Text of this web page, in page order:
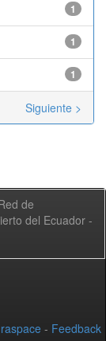
1
1
1
Siguiente >
de
del Ecuador -
- Feedback